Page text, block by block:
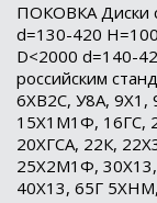
ПОКОВКА Диски
d=130-420
D<2000 d=140-
российским
6ХВ2С, У8А,
15Х1М1Ф, 16ГС,
20ХГСА, 22К,
25Х2М1Ф,
40Х13, 65Г